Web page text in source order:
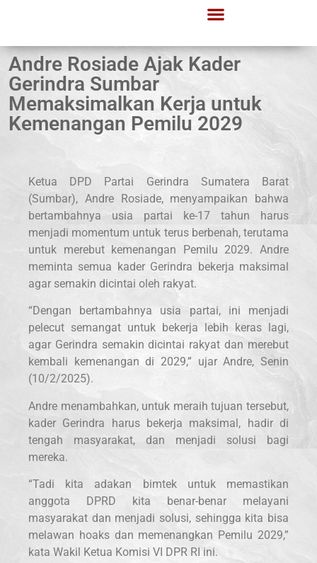
Andre Rosiade Ajak Kader
Gerindra Sumbar
Memaksimalkan Kerja untuk
Kemenangan Pemilu 2029
Ketua DPD Partai Gerindra Sumatera Barat
(Sumbar), Andre Rosiade, menyampaikan bahwa
bertambahnya usia partai ke-17 tahun harus
menjadi momentum untuk terus berbenah, terutama
untuk merebut kemenangan Pemilu 2029. Andre
meminta semua kader Gerindra bekerja maksimal
agar semakin dicintai oleh rakyat.
“Dengan bertambahnya usia partai, ini menjadi
pelecut semangat untuk bekerja lebih keras lagi,
agar Gerindra semakin dicintai rakyat dan merebut
kembali kemenangan di 2029,” ujar Andre, Senin
(10/2/2025).
Andre menambahkan, untuk meraih tujuan tersebut,
kader Gerindra harus bekerja maksimal, hadir di
tengah masyarakat, dan menjadi solusi bagi
mereka.
“Tadi kita adakan bimtek untuk memastikan
anggota DPRD kita benar-benar melayani
masyarakat dan menjadi solusi, sehingga kita bisa
melawan hoaks dan memenangkan Pemilu 2029,”
kata Wakil Ketua Komisi VI DPR RI ini.